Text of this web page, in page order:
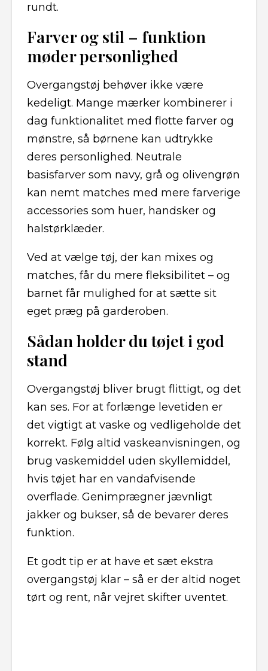
rundt.
Farver og stil – funktion
møder personlighed
Overgangstøj behøver ikke være
kedeligt. Mange mærker kombinerer i
dag funktionalitet med flotte farver og
mønstre, så børnene kan udtrykke
deres personlighed. Neutrale
basisfarver som navy, grå og olivengrøn
kan nemt matches med mere farverige
accessories som huer, handsker og
halstørklæder.
Ved at vælge tøj, der kan mixes og
matches, får du mere fleksibilitet – og
barnet får mulighed for at sætte sit
eget præg på garderoben.
Sådan holder du tøjet i god
stand
Overgangstøj bliver brugt flittigt, og det
kan ses. For at forlænge levetiden er
det vigtigt at vaske og vedligeholde det
korrekt. Følg altid vaskeanvisningen, og
brug vaskemiddel uden skyllemiddel,
hvis tøjet har en vandafvisende
overflade. Genimprægner jævnligt
jakker og bukser, så de bevarer deres
funktion.
Et godt tip er at have et sæt ekstra
overgangstøj klar – så er der altid noget
tørt og rent, når vejret skifter uventet.